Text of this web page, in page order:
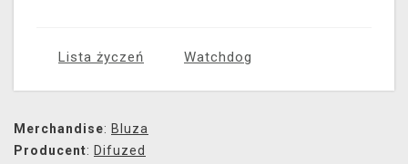
Lista życzeń Watchdog
Merchandise: Bluza
Producent: Difuzed